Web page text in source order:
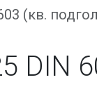
(кв.
DIN